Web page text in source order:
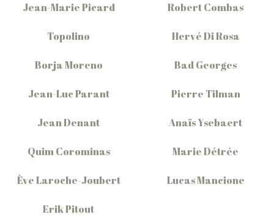
Jean-Marie Picard Robert Combas
Topolino Hervé Di Rosa
Borja Moreno Bad Georges
Jean-Luc Parant Pierre Tilman
Jean Denant Anaïs Ysebaert
Quim Corominas Marie Détrée
Ève Laroche-Joubert Lucas Mancione
Erik Pitout